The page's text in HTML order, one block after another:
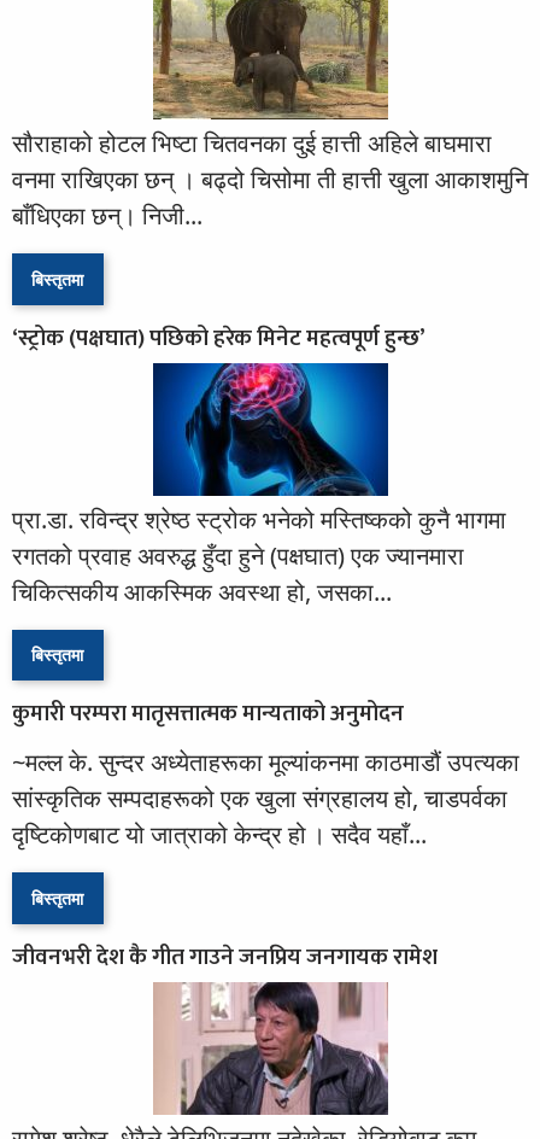
सौराहाको होटल भिष्टा चितवनका दुई हात्ती अहिले बाघमारा
वनमा राखिएका छन् । बढ्दो चिसोमा ती हात्ती खुला आकाशमुनि
बाँधिएका छन्। निजी...
बिस्तृतमा
‘स्ट्रोक (पक्षघात) पछिको हरेक मिनेट महत्वपूर्ण हुन्छ’
प्रा.डा. रविन्द्र श्रेष्ठ स्ट्रोक भनेको मस्तिष्कको कुनै भागमा
रगतको प्रवाह अवरुद्ध हुँदा हुने (पक्षघात) एक ज्यानमारा
चिकित्सकीय आकस्मिक अवस्था हो, जसका...
बिस्तृतमा
कुमारी परम्परा मातृसत्तात्मक मान्यताको अनुमोदन
~मल्ल के. सुन्दर अध्येताहरूका मूल्यांकनमा काठमाडौं उपत्यका
सांस्कृतिक सम्पदाहरूको एक खुला संग्रहालय हो, चाडपर्वका
दृष्टिकोणबाट यो जात्राको केन्द्र हो । सदैव यहाँ...
बिस्तृतमा
जीवनभरी देश कै गीत गाउने जनप्रिय जनगायक रामेश